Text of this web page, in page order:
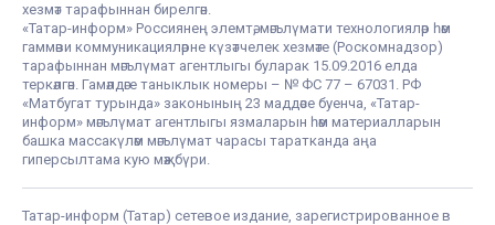
хезмәт тарафыннан бирелгән.
«Татар-информ» Россиянең элемтә, мәгълүмати технологияләр һәм
гаммәви коммуникацияләрне күзәтчелек хезмәте (Роскомнадзор)
тарафыннан мәгълүмат агентлыгы буларак 15.09.2016 елда
теркәлгән. Гамәлдәге таныклык номеры – № ФС 77 – 67031. РФ
«Матбугат турында» законының 23 маддәсе буенча, «Татар-
информ» мәгълүмат агентлыгы язмаларын һәм материалларын
башка массакүләм мәгълүмат чарасы таратканда аңа
гиперсылтама кую мәҗбүри.
Татар-информ (Татар) сетевое издание, зарегистрированное в